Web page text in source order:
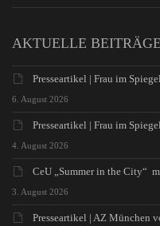
AKTUELLE BEITRÄGE
Presseartikel | Frau im
6. August 2026
Presseartikel | Frau im
4. August 2026
CeU „Summer in the City“
3. August 2026
Presseartikel | AZ München